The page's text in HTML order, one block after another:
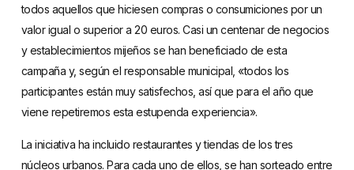
todos aquellos que hiciesen compras o consumiciones por un
valor igual o superior a 20 euros. Casi un centenar de negocios
y establecimientos mijeños se han beneficiado de esta
campaña y, según el responsable municipal, «todos los
participantes están muy satisfechos, así que para el año que
viene repetiremos esta estupenda experiencia».
La iniciativa ha incluido restaurantes y tiendas de los tres
núcleos urbanos. Para cada uno de ellos, se han sorteado entre